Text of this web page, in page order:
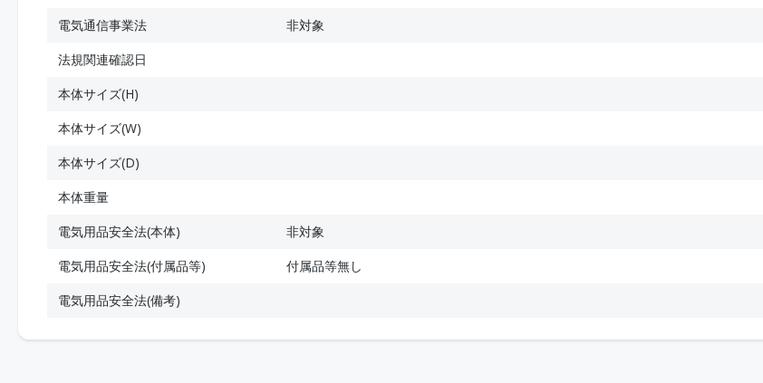
電気通信事業法
非対象
法規関連確認日
本体サイズ(H)
本体サイズ(W)
本体サイズ(D)
本体重量
電気用品安全法(本体)
非対象
電気用品安全法(付属品等)
付属品等無し
電気用品安全法(備考)